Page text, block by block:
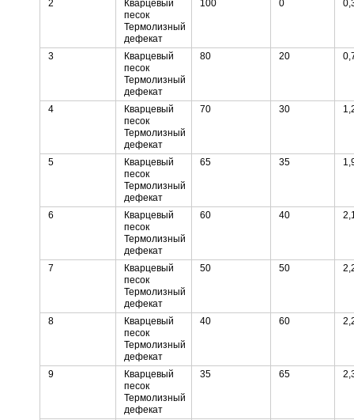
2
Кварцевый
песок
Термолизный
дефекат
100 0
3
Кварцевый
песок
Термолизный
дефекат
80 20
4
Кварцевый
песок
Термолизный
дефекат
70 30
5
Кварцевый
песок
Термолизный
дефекат
65 35
6
Кварцевый
песок
Термолизный
дефекат
60 40
7
Кварцевый
песок
Термолизный
дефекат
50 50
8
Кварцевый
песок
Термолизный
дефекат
40 60
9
Кварцевый
песок
Термолизный
дефекат
35 65